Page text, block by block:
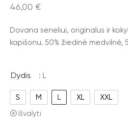
46,00 €
Dovana seneliui, originalus ir
kapišonu. 50% žiedinė medvilnė,
Dydis : L
S M L XL XXL
Išvalyti